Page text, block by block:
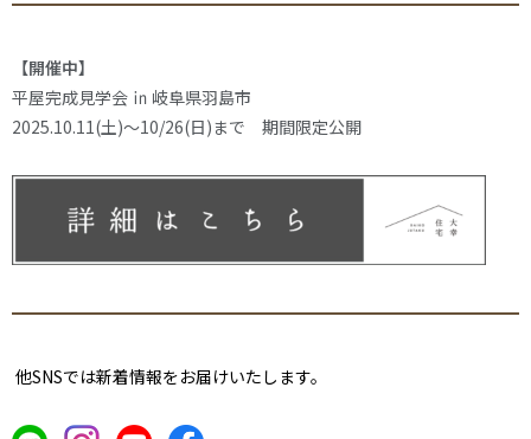
【開催中】
平屋完成見学会 ㏌ 岐阜県羽島市
2025.10.11(土)～10/26(日)まで 期間限定公開
他SNSでは新着情報をお届けいたします。